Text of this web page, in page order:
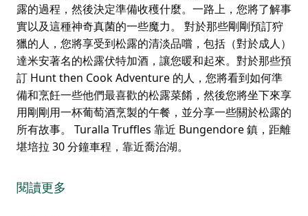
露的過程，然後決定準備收穫什麼。一路上，您將了解事
實以及這種神奇真菌的一些魔力。 對於那些剛剛預訂狩
獵的人，您將享受到松露的清淡品嚐，包括（對於成人）
達米安著名的松露伏特加酒，讓您暖和起來。對於那些預
訂 Hunt then Cook Adventure 的人，您將看到如何準
備和烹飪一些他們最喜歡的松露菜餚，然後您將坐下來享
用剛剛用一杯葡萄酒烹製的午餐，並分享一些關於松露的
所有故事。 Turalla Truffles 靠近 Bungendore 鎮，距離
堪培拉 30 分鐘車程，靠近喬治湖。
庫克體驗，尋找奇妙的黑松露。指導在狗的幫助下尋找松
露的過程，然後決定準備收穫什麼。一路上，您將了解事
閱讀更多